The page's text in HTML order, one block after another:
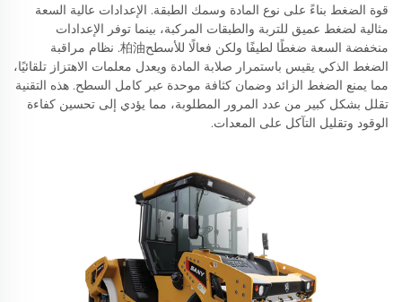
قوة الضغط بناءً على نوع المادة وسمك الطبقة. الإعدادات عالية السعة
مثالية لضغط عميق للتربة والطبقات المركبة، بينما توفر الإعدادات
منخفضة السعة ضغطًا لطيفًا ولكن فعالًا للأسطح柏油. نظام مراقبة
الضغط الذكي يقيس باستمرار صلابة المادة ويعدل معلمات الاهتزاز تلقائيًا،
مما يمنع الضغط الزائد وضمان كثافة موحدة عبر كامل السطح. هذه التقنية
تقلل بشكل كبير من عدد المرور المطلوبة، مما يؤدي إلى تحسين كفاءة
الوقود وتقليل التآكل على المعدات.